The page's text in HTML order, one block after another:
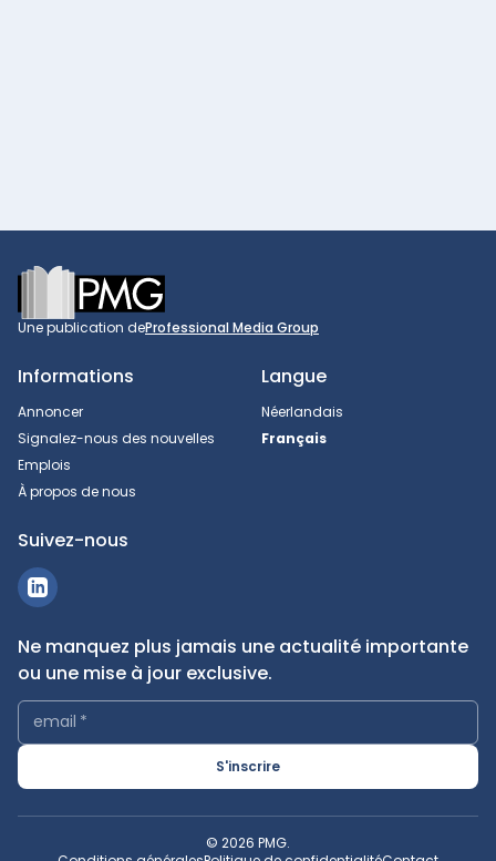
Footer
Une publication deProfessional Media Group
Informations
Annoncer
Signalez-nous des nouvelles
Emplois
À propos de nous
Langue
Néerlandais
Français
Suivez-nous
Ne manquez plus jamais une actualité importante
ou une mise à jour exclusive.
email *
S'inscrire
© 2026 PMG.